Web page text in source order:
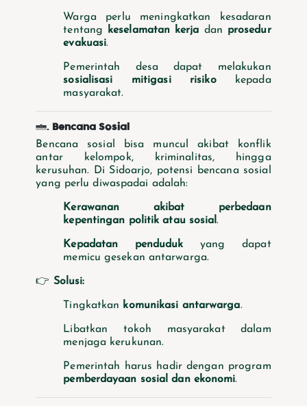
Warga perlu meningkatkan kesadaran
tentang
keselamatan kerja dan prosedur
evakuasi.
Pemerintah desa dapat melakukan
sosialisasi mitigasi risikokepada
masyarakat.
3. Bencana Sosial
Bencana sosial bisa muncul akibat konflik
antar kelompok, kriminalitas, hingga
kerusuhan. Di Sidoarjo, potensi bencana sosial
yang perlu diwaspadai adalah:
Kerawanan akibat perbedaan
kepentingan politik atau sosial.
Kepadatan pendudukyang dapat
memicu gesekan antarwarga.
👉 Solusi:
Tingkatkan komunikasi antarwarga.
Libatkan tokoh masyarakat dalam
menjaga kerukunan.
Pemerintah harus hadir dengan program
pemberdayaan sosial dan ekonomi.